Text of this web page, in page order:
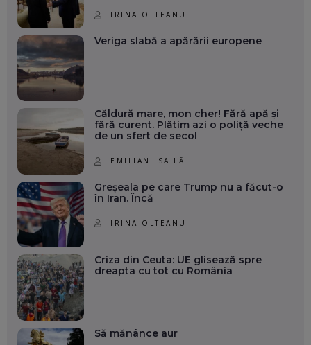
IRINA OLTEANU
Veriga slabă a apărării europene
Căldură mare, mon cher! Fără apă și
fără curent. Plătim azi o poliță veche
de un sfert de secol
EMILIAN ISAILĂ
Greșeala pe care Trump nu a făcut-o
în Iran. Încă
IRINA OLTEANU
Criza din Ceuta: UE glisează spre
dreapta cu tot cu România
Să mănânce aur